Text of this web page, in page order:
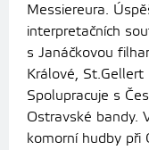
Messiereura.
interpretačních
s Janáčkovou
Králové, St.Gellert
Spolupracuje s
Ostravské bandy.
komorní hudby při